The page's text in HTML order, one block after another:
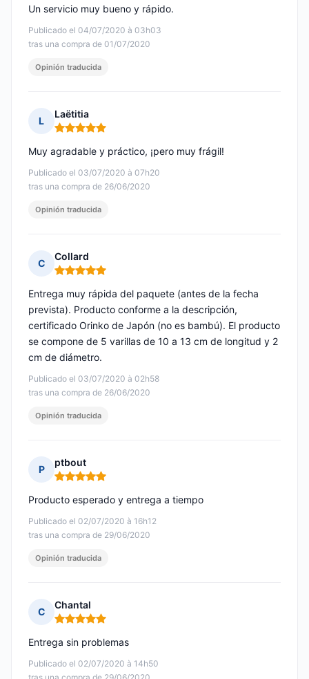
Publicado el 04/07/2020 à 03h03
tras una compra de 01/07/2020
Un servicio muy bueno y rápido.
Opinión traducida
L
Laëtitia
Nota: 5 de 5
Publicado el 03/07/2020 à 07h20
tras una compra de 26/06/2020
Muy agradable y práctico, ¡pero muy frágil!
Opinión traducida
C
Collard
Nota: 5 de 5
Publicado el 03/07/2020 à 02h58
tras una compra de 26/06/2020
Entrega muy rápida del paquete (antes de la fecha
prevista). Producto conforme a la descripción,
certificado Orinko de Japón (no es bambú). El producto
se compone de 5 varillas de 10 a 13 cm de longitud y 2
cm de diámetro.
Opinión traducida
P
ptbout
Nota: 5 de 5
Publicado el 02/07/2020 à 16h12
tras una compra de 29/06/2020
Producto esperado y entrega a tiempo
Opinión traducida
C
Chantal
Nota: 5 de 5
Publicado el 02/07/2020 à 14h50
Entrega sin problemas